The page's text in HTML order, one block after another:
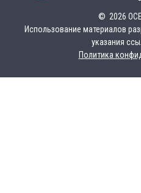
© 2026
Использование материалов
указания
Политика